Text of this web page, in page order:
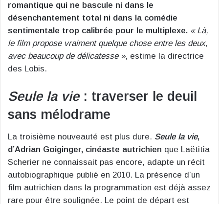
romantique qui ne bascule ni dans le
désenchantement total ni dans la comédie
sentimentale trop calibrée pour le multiplexe. « Là,
le film propose vraiment quelque chose entre les deux,
avec beaucoup de délicatesse », estime la directrice
des Lobis.
Seule la vie: traverser le deuil
sans mélodrame
La troisième nouveauté est plus dure. Seule la vie,
d’Adrian Goiginger, cinéaste autrichien que Laëtitia
Scherier ne connaissait pas encore, adapte un récit
autobiographique publié en 2010. La présence d’un
film autrichien dans la programmation est déjà assez
rare pour être soulignée. Le point de départ est